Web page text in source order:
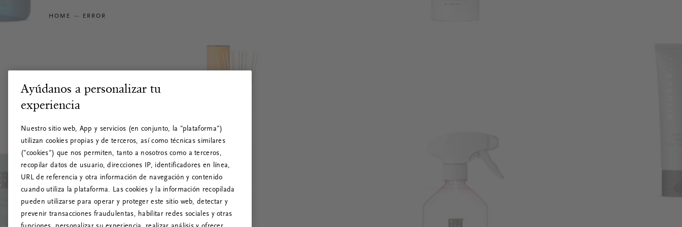
HOME ERROR
Ayúdanos a personalizar tu
experiencia
Nuestro sitio web, App y servicios (en conjunto, la "plataforma")
utilizan cookies propias y de terceros, así como técnicas similares
("cookies") que nos permiten, tanto a nosotros como a terceros,
recopilar datos de usuario, direcciones IP, identificadores en línea,
URL de referencia y otra información de navegación y contenido
cuando utiliza la plataforma. Las cookies y la información recopilada
pueden utilizarse para operar y proteger este sitio web, detectar y
prevenir transacciones fraudulentas, habilitar redes sociales y otras